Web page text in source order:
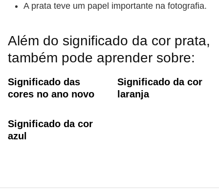
A prata teve um papel importante na fotografia.
Além do significado da cor prata,
também pode aprender sobre:
Significado das
cores no ano novo
Significado da cor
laranja
Significado da cor
azul